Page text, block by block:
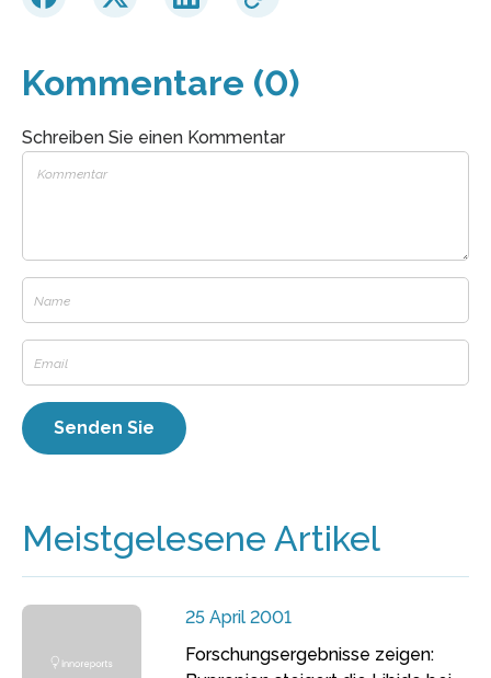
Kommentare (0)
Schreiben Sie einen Kommentar
Meistgelesene Artikel
25 April 2001
Forschungsergebnisse zeigen: